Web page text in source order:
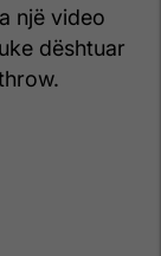
një video
dështuar